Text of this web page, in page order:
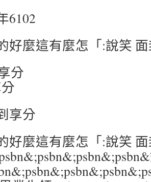
6102
好麼這有麼怎「:說笑
分
享分
好麼這有麼怎「:說笑